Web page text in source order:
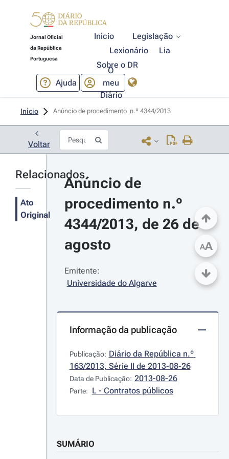
Jornal Oficial
da República
Portuguesa
Início
Legislação
Lexionário
Lia
Sobre o DR
Ajuda
O
meu
Diário
Início Anúncio de procedimento  n.º 4344/2013
Voltar
Relacionados
Ato
Original
Anúncio de
procedimento n.º
4344/2013, de 26 de
agosto
Emitente:
Universidade do Algarve
Informação da publicação
Publicação: Diário da República n.º
163/2013, Série II de 2013-08-26
Data de Publicação: 2013-08-26
Parte: L - Contratos públicos
SUMÁRIO
AA